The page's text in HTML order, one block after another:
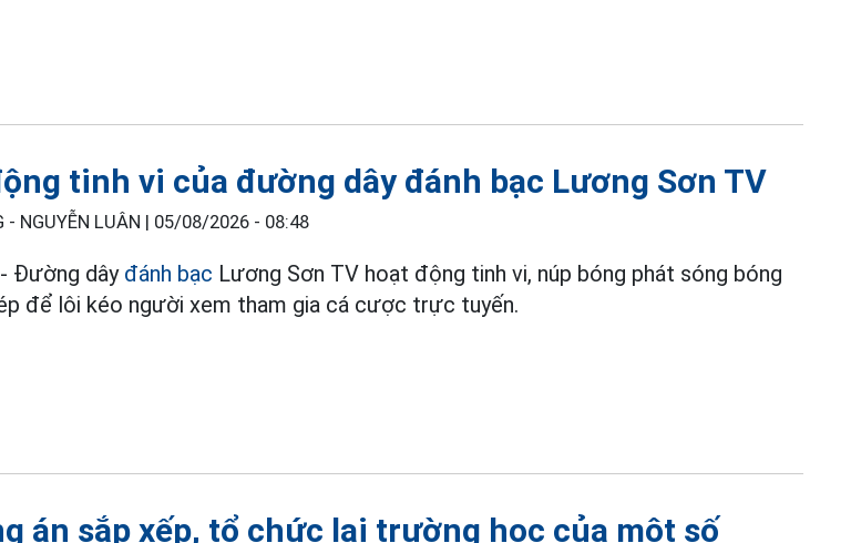
tinh vi của đường dây đánh bạc Lương Sơn TV
- NGUYỄN LUÂN | 05/08/2026 - 08:48
- Đường dây đánh bạc Lương Sơn TV hoạt động tinh vi, núp bóng phát sóng bóng
để lôi kéo người xem tham gia cá cược trực tuyến.
án sắp xếp, tổ chức lại trường học của một số